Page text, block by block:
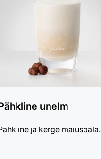
unelm
ja kerge maiuspala.